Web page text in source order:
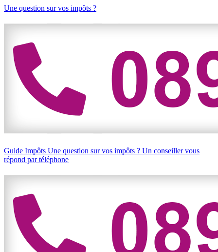
Une question sur vos impôts ?
Guide Impôts Une question sur vos impôts ? Un conseiller vous
répond par téléphone